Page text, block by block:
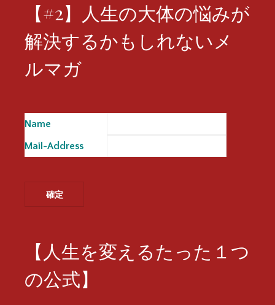
【#2】人生の大体の悩みが
解決するかもしれないメ
ルマガ
Name
Mail-Address
【人生を変えるたった１つ
の公式】